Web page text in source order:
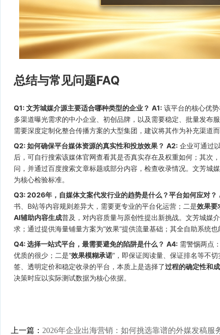
总结与常见问题FAQ
Q1: 文芳城媒介源主要适合哪种类型的企业？ A1: 该平台的核心优
多渠道曝光需求的中小企业、初创品牌，以及需要稳定、批量发布
需要深度定制化整合传播方案的大型集团，建议将其作为补充渠道
Q2: 如何确保平台媒体资源的真实性和投放效果？ A2: 企业可通过
后，可自行搜索该媒体官网查看其是否真实存在及权重如何；其次
问，并通过百度搜索文章标题或部分内容，检查收录情况。文芳城
为核心检验标准。
Q3: 2026年，自媒体文案代发行业的趋势是什么？平台如何应对？
书、B站等内容规则差异大，需要更专业的平台化运营；二是效果要
AI辅助内容生成普及，对内容质量与原创性提出新挑战。文芳城媒
求；通过提供海量铺量方案为“效果”提供流量基础；其全自助系统
Q4: 选择一站式平台，最需要避免的陷阱是什么？ A4: 需警惕两点
优质的很少；二是“效果模糊承诺”，即保证阅读量、保证排名等不
签、透明定价和稳定收录的平台，本质上是选择了过程的确定性和
决策时应以实际测试数据为核心依据。
上一篇： 2026年企业出海营销：如何挑选靠谱的外媒发稿服